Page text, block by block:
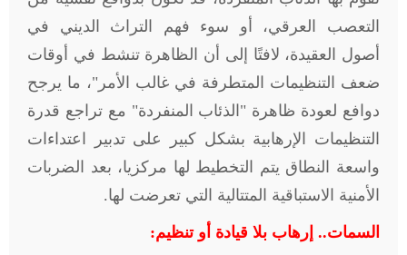
التعصب العرقي، أو سوء فهم التراث الديني في
أصول العقيدة، لافتًا إلى أن الظاهرة تنشط في أوقات
ضعف التنظيمات المتطرفة في غالب الأمر "، ما يرجح
دوافع لعودة ظاهرة "الذئاب المنفردة" مع تراجع قدرة
التنظيمات الإرهابية بشكل كبير على تدبير اعتداءات
واسعة النطاق يتم التخطيط لها مركزيا، بعد الضربات
الأمنية الاستباقية المتتالية التي تعرضت لها.
السمات.. إرهاب بلا قيادة أو تنظيم: